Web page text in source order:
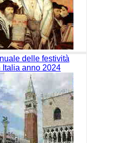
delle festività
Italia anno 2024